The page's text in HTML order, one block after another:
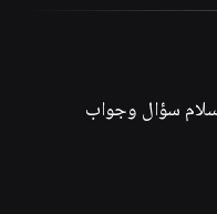
سؤال وجواب